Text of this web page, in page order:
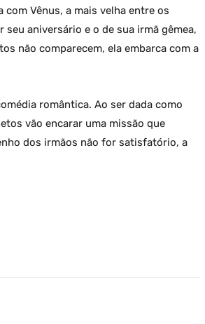
Vênus, a mais velha entre os
aniversário e o de sua irmã gêmea,
não comparecem, ela embarca com a
romântica. Ao ser dada como
vão encarar uma missão que
dos irmãos não for satisfatório, a